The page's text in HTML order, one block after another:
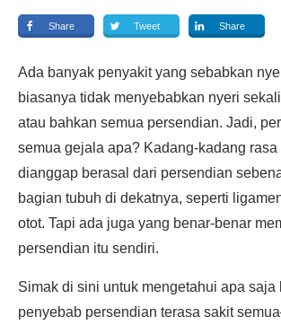
Share Tweet Share
Ada banyak penyakit yang sebabkan
biasanya tidak menyebabkan nyeri
atau bahkan semua persendian. Jadi,
semua gejala apa? Kadang-kadang rasa
dianggap berasal dari persendian
bagian tubuh di dekatnya, seperti
otot. Tapi ada juga yang benar-benar
persendian itu sendiri.
Simak di sini untuk mengetahui apa saja
penyebab persendian terasa sakit